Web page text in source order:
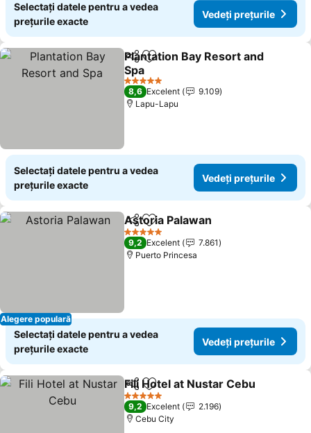
Selectați datele pentru a vedea
prețurile exacte
Vedeți prețurile
DistribuițiAdăugaţi la favorite
Plantation Bay Resort and
Spa
5 Stele
8,6 Excelent
9.109
Lapu-Lapu
Selectați datele pentru a vedea
prețurile exacte
Vedeți prețurile
Alegere populară
DistribuițiAdăugaţi la favorite
Astoria Palawan
5 Stele
9,2 Excelent
7.861
Puerto Princesa
Selectați datele pentru a vedea
prețurile exacte
Vedeți prețurile
DistribuițiAdăugaţi la favorite
Fili Hotel at Nustar Cebu
5 Stele
9,2 Excelent
2.196
Cebu City